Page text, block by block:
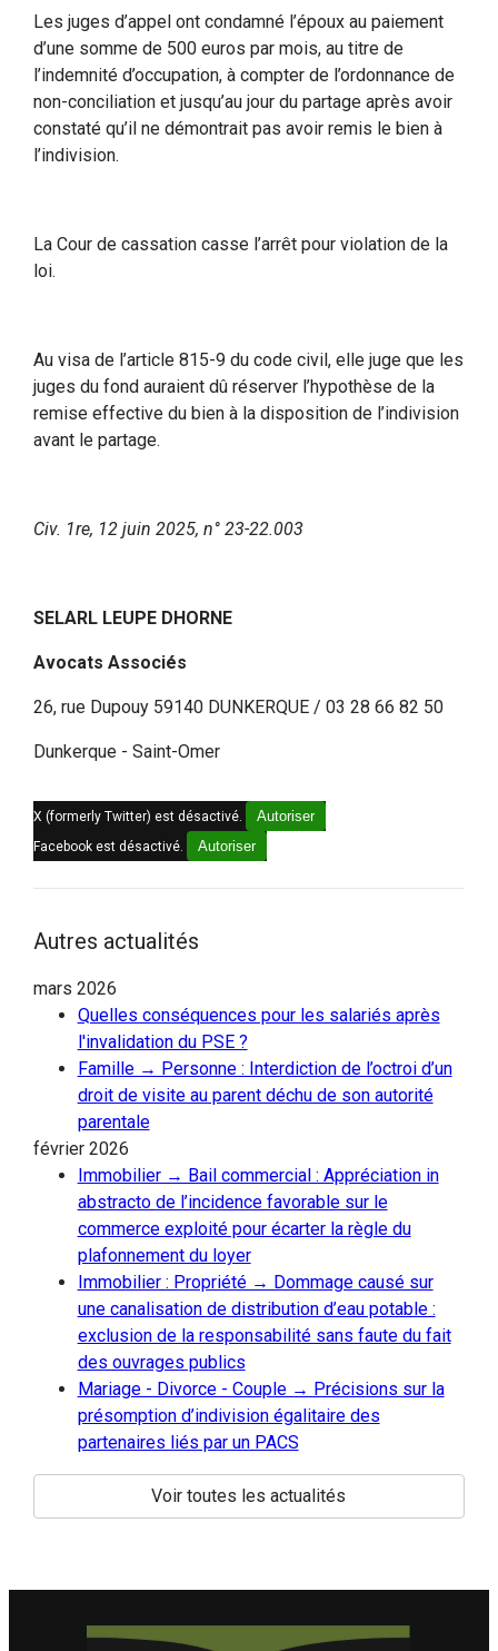
Les juges d’appel ont condamné l’époux au paiement
d’une somme de 500 euros par mois, au titre de
l’indemnité d’occupation, à compter de l’ordonnance de
non-conciliation et jusqu’au jour du partage après avoir
constaté qu’il ne démontrait pas avoir remis le bien à
l’indivision.
La Cour de cassation casse l’arrêt pour violation de la
loi.
Au visa de l’article 815-9 du code civil, elle juge que les
juges du fond auraient dû réserver l’hypothèse de la
remise effective du bien à la disposition de l’indivision
avant le partage.
Civ. 1re, 12 juin 2025, n° 23-22.003
SELARL LEUPE DHORNE
Avocats Associés
26, rue Dupouy 59140 DUNKERQUE / 03 28 66 82 50
Dunkerque - Saint-Omer
X (formerly Twitter) est désactivé. Autoriser
Facebook est désactivé. Autoriser
Autres actualités
mars 2026
Quelles conséquences pour les salariés après
l'invalidation du PSE ?
Famille → Personne : Interdiction de l’octroi d’un
droit de visite au parent déchu de son autorité
parentale
février 2026
Immobilier → Bail commercial : Appréciation in
abstracto de l’incidence favorable sur le
commerce exploité pour écarter la règle du
plafonnement du loyer
Immobilier : Propriété → Dommage causé sur
une canalisation de distribution d’eau potable :
exclusion de la responsabilité sans faute du fait
des ouvrages publics
Mariage - Divorce - Couple → Précisions sur la
présomption d’indivision égalitaire des
partenaires liés par un PACS
Voir toutes les actualités